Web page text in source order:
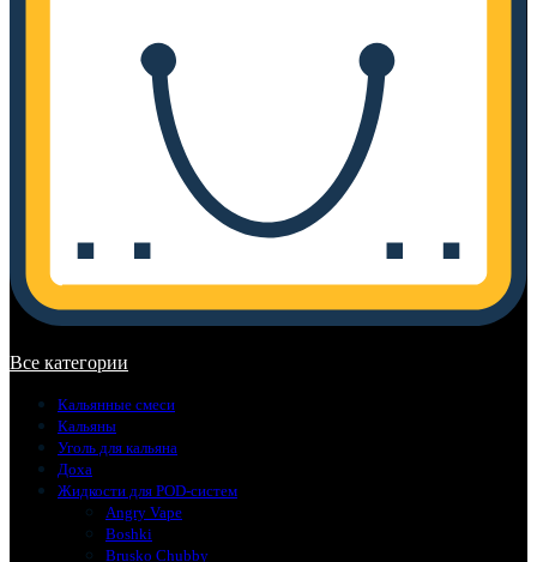
Все категории
Кальянные смеси
Кальяны
Уголь для кальяна
Доха
Жидкости для POD-систем
Angry Vape
Boshki
Brusko Chubby